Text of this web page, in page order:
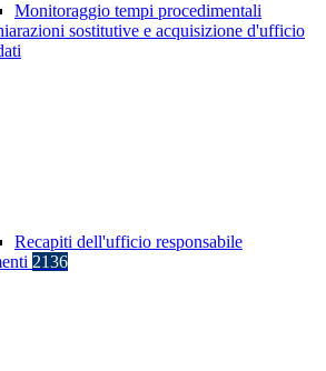
Monitoraggio tempi procedimentali
sostitutive e acquisizione d'ufficio
Recapiti dell'ufficio responsabile
2136